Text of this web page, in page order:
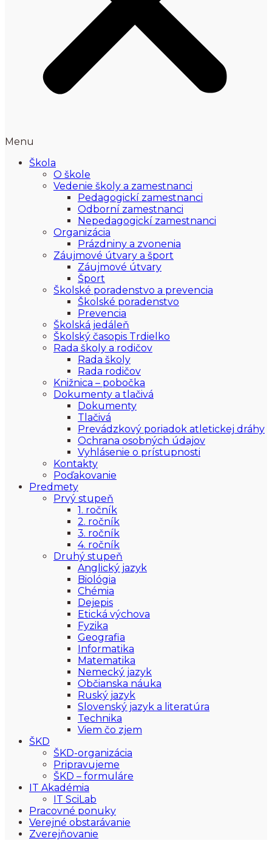
Menu
Škola
O škole
Vedenie školy a zamestnanci
Pedagogickí zamestnanci
Odborní zamestnanci
Nepedagogickí zamestnanci
Organizácia
Prázdniny a zvonenia
Záujmové útvary a šport
Záujmové útvary
Šport
Školské poradenstvo a prevencia
Školské poradenstvo
Prevencia
Školská jedáleň
Školský časopis Trdielko
Rada školy a rodičov
Rada školy
Rada rodičov
Knižnica – pobočka
Dokumenty a tlačivá
Dokumenty
Tlačivá
Prevádzkový poriadok atletickej dráhy
Ochrana osobných údajov
Vyhlásenie o prístupnosti
Kontakty
Poďakovanie
Predmety
Prvý stupeň
1. ročník
2. ročník
3. ročník
4. ročník
Druhý stupeň
Anglický jazyk
Biológia
Chémia
Dejepis
Etická výchova
Fyzika
Geografia
Informatika
Matematika
Nemecký jazyk
Občianska náuka
Ruský jazyk
Slovenský jazyk a literatúra
Technika
Viem čo zjem
ŠKD
ŠKD-organizácia
Pripravujeme
ŠKD – formuláre
IT Akadémia
IT SciLab
Pracovné ponuky
Verejné obstarávanie
Zverejňovanie